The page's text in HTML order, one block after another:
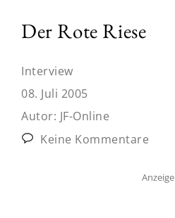
Der Rote Riese
Interview
08. Juli 2005
Autor: JF-Online
Keine Kommentare
Anzeige